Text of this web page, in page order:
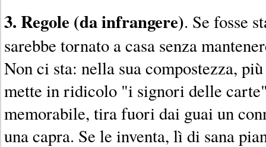
3. Regole (da infrangere). Se fosse
sarebbe tornato a casa senza
Non ci sta: nella sua compostezza,
mette in ridicolo "i signori delle
memorabile, tira fuori dai guai un
una capra. Se le inventa, lì di sana